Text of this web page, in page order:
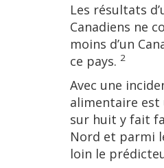
Les résultats
Canadiens ne
moins d’un
ce pays. 2
Avec une
alimentaire
sur huit y fait
Nord et parmi
loin le